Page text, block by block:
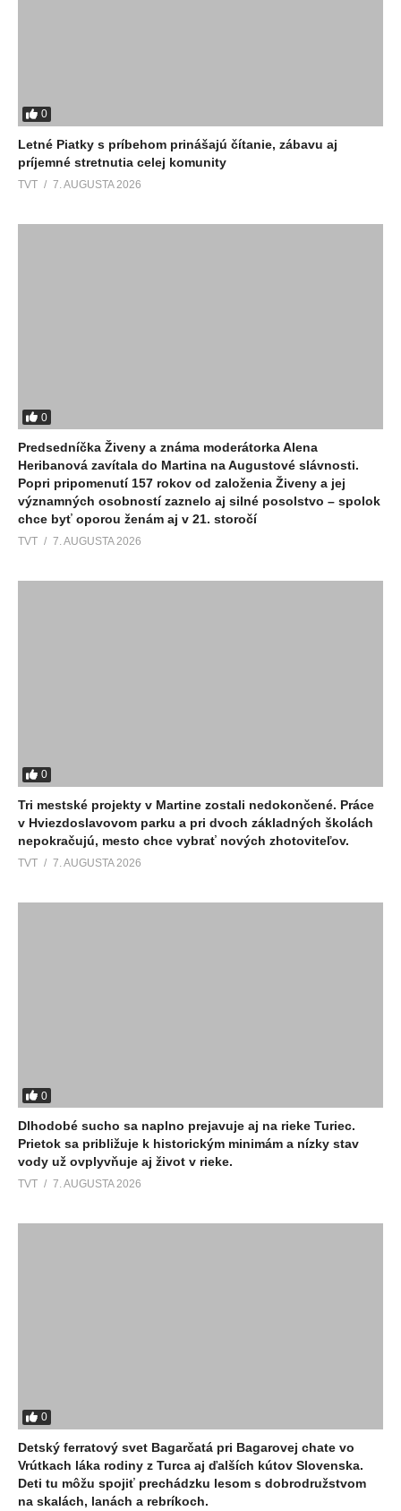
0
Letné Piatky s príbehom prinášajú čítanie, zábavu aj
príjemné stretnutia celej komunity
TVT 7. AUGUSTA 2026
0
Predsedníčka Živeny a známa moderátorka Alena
Heribanová zavítala do Martina na Augustové slávnosti.
Popri pripomenutí 157 rokov od založenia Živeny a jej
významných osobností zaznelo aj silné posolstvo – spolok
chce byť oporou ženám aj v 21. storočí
TVT 7. AUGUSTA 2026
0
Tri mestské projekty v Martine zostali nedokončené. Práce
v Hviezdoslavovom parku a pri dvoch základných školách
nepokračujú, mesto chce vybrať nových zhotoviteľov.
TVT 7. AUGUSTA 2026
0
Dlhodobé sucho sa naplno prejavuje aj na rieke Turiec.
Prietok sa približuje k historickým minimám a nízky stav
vody už ovplyvňuje aj život v rieke.
TVT 7. AUGUSTA 2026
0
Detský ferratový svet Bagarčatá pri Bagarovej chate vo
Vrútkach láka rodiny z Turca aj ďalších kútov Slovenska.
Deti tu môžu spojiť prechádzku lesom s dobrodružstvom
na skalách, lanách a rebríkoch.